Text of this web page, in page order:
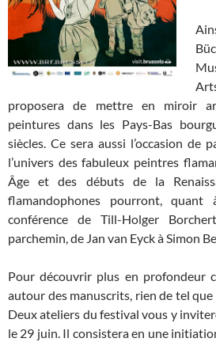
proposera de mettre en miroir
peintures dans les Pays-Bas
siècles. Ce sera aussi l’occasion de
l’univers des fabuleux peintres
Âge et des débuts de la
flamandophones pourront,
conférence de Till-Holger
parchemin, de Jan van Eyck à Simon
Pour découvrir plus en profondeur
autour des manuscrits, rien de tel
Deux ateliers du festival vous y
le 29 juin. Il consistera en une